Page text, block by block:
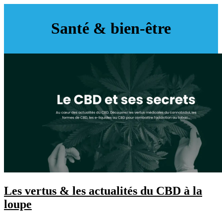
Santé & bien-être
Les vertus & les actualités du CBD à la
loupe